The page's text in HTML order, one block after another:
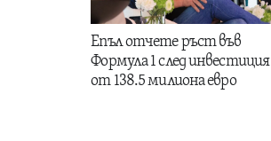
Епъл отчете ръст във
Формула 1 след инвестиция
от 138.5 милиона евро